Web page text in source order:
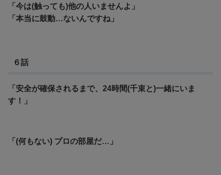
「今は(触っても)他の人いませんよ」
「本当に鼓動…ないんですね」
６話
「安全が確保されるまで、24時間(千束と)一緒にいま
す！」
「(何もない) プロの部屋だ…」